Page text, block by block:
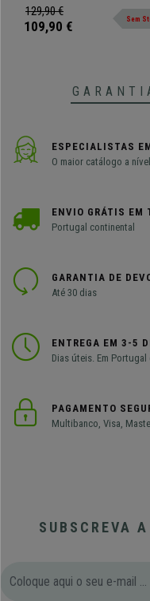
Laranja
um ambiente convidativo e
comodidade.
129,90 €
109,90 € Sem
ESPECIALISTAS
O maior catálogo a
ENVIO GRÁTIS EM
Portugal continental
GARANTIA DE
Até 30 dias
ENTREGA EM 3-5
Dias úteis. Em Portugal
PAGAMENTO
Multibanco, Visa,
SUBSCREVA